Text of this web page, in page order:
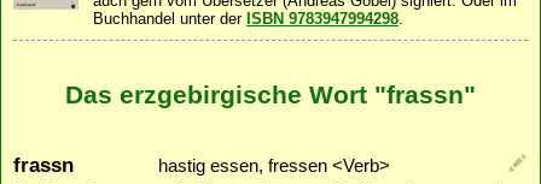
Buchhandel unter der ISBN 9783947994298.
Das erzgebirgische Wort "frassn"
frassn hastig essen, fressen <Verb>